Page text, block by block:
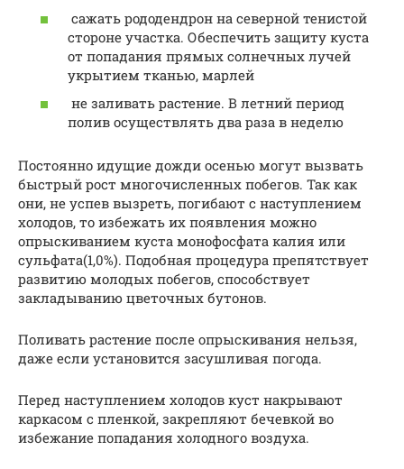
сажать рододендрон на северной тенистой
стороне участка. Обеспечить защиту куста
от попадания прямых солнечных лучей
укрытием тканью, марлей
не заливать растение. В летний период
полив осуществлять два раза в неделю
Постоянно идущие дожди осенью могут вызвать
быстрый рост многочисленных побегов. Так как
они, не успев вызреть, погибают с наступлением
холодов, то избежать их появления можно
опрыскиванием куста монофосфата калия или
сульфата(1,0%). Подобная процедура препятствует
развитию молодых побегов, способствует
закладыванию цветочных бутонов.
Поливать растение после опрыскивания нельзя,
даже если установится засушливая погода.
Перед наступлением холодов куст накрывают
каркасом с пленкой, закрепляют бечевкой во
избежание попадания холодного воздуха.